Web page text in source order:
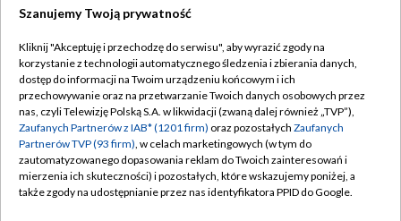
TVP
Abonament TVP
Emisja w TVP
Centrum informacji TVP
Naziemna Telewizja Cyfrowa
Regulamin TVP
Polityka prywatności
Moje zgody
Pomoc
Szanujemy Twoją prywatność
Kliknij "Akceptuję i przechodzę do serwisu", aby wyrazić zgody na
korzystanie z technologii automatycznego śledzenia i zbierania danych,
dostęp do informacji na Twoim urządzeniu końcowym i ich
przechowywanie oraz na przetwarzanie Twoich danych osobowych przez
nas, czyli Telewizję Polską S.A. w likwidacji (zwaną dalej również „TVP”),
Zaufanych Partnerów z IAB* (1201 firm) oraz pozostałych Zaufanych
Partnerów TVP (93 firm), w celach marketingowych (w tym do
zautomatyzowanego dopasowania reklam do Twoich zainteresowań i
mierzenia ich skuteczności) i pozostałych, które wskazujemy poniżej, a
także zgody na udostępnianie przez nas identyfikatora PPID do Google.